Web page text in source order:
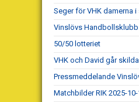
Seger för VHK damerna i
Vinslövs Handbollsklubb
50/50 lotteriet
VHK och David går
Pressmeddelande
Matchbilder RIK 2025-10-